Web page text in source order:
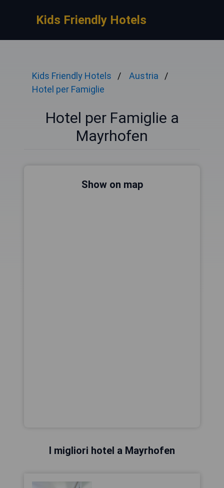
Kids Friendly Hotels
Kids Friendly Hotels
Austria
Hotel per Famiglie
Hotel per Famiglie a
Mayrhofen
Show on map
I migliori hotel a Mayrhofen